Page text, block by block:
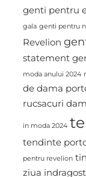
genti pentru
gala genti pentru
Revelion
statement
moda anului 2024
de dama
rucsacuri
in moda 2024
tendinte
pentru revelion
ziua